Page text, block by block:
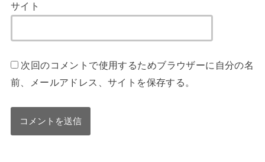
サイト
次回のコメントで使用するためブラウザーに自分の名
前、メールアドレス、サイトを保存する。